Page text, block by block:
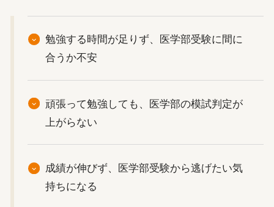
勉強する時間が足りず、医学部受験に間に
合うか不安
頑張って勉強しても、医学部の模試判定が
上がらない
成績が伸びず、医学部受験から逃げたい気
持ちになる